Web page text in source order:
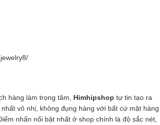
hàng làm trọng tâm, Himhipshop tự tin tạo ra
vô nhị, không đụng hàng với bất cứ mặt hàng
nhấn nổi bật nhất ở shop chính là độ sắc nét,